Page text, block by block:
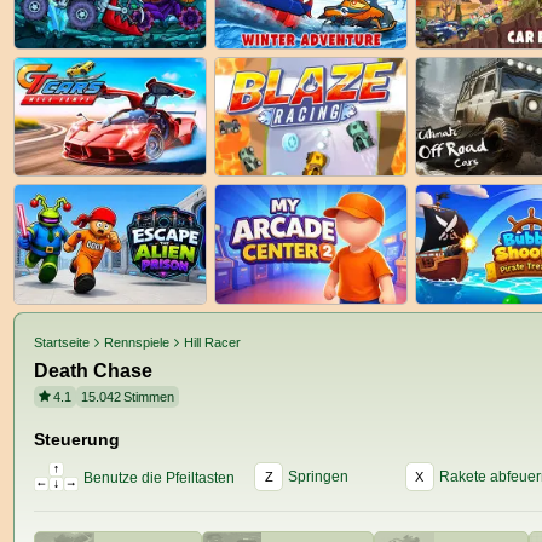
Startseite Rennspiele Hill Racer
Death Chase
4.1 15.042Stimmen
Steuerung
Benutze die Pfeiltasten Z Springen X Rakete